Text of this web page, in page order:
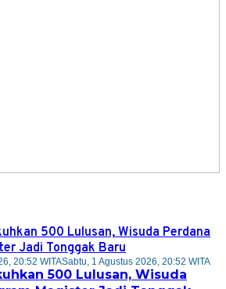
20:52 WITASabtu, 1 Agustus 2026, 20:52 WITA
500 Lulusan, Wisuda